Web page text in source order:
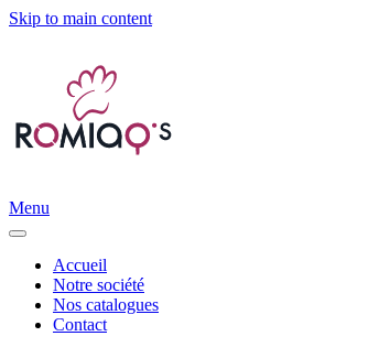
Skip to main content
Menu
Accueil
Notre société
Nos catalogues
Contact